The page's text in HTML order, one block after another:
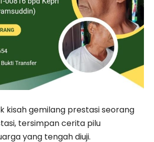
kisah gemilang prestasi seorang
tersimpan cerita pilu
yang tengah diuji.